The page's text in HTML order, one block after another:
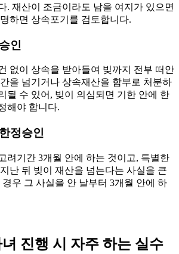
. 재산이 조금이라도 남을 여지가 있으면
하면 상속포기를 검토합니다.
인
없이 상속을 받아들여 빚까지 전부 떠안
을 넘기거나 상속재산을 함부로 처분하
될 수 있어, 빚이 의심되면 기한 안에 한
해야 합니다.
정승인
려기간 3개월 안에 하는 것이고, 특별한
난 뒤 빚이 재산을 넘는다는 사실을 큰
우 그 사실을 안 날부터 3개월 안에 하
진행 시 자주 하는 실수